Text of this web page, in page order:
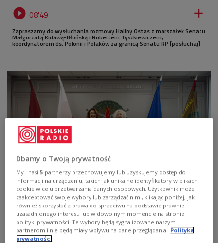
 08'49 
Zapraszamy do wysłuchania rozmowy Haliny Ostas z marszałek Senatu
Małgorzatą Kidawą-Błońską i Robertem Tyszkiewiczem,
koordynatorem ds. Polonii i Polaków za granicą Senatu RP [posłuchaj]
Senatu Małgorzaty Kidawa-Błońska z przewodniczącą łotewskiego
parlamentu Daigą Mieriną w Bazie NATO w Adażi
Foto: Łukasz
Kamiński/Kancelaria Senatu
Dbamy o Twoją prywatność
My i nasi5 partnerzy przechowujemy lub uzyskujemy dostęp do
informacji na urządzeniu, takich jak unikalne identyfikatory w plikach
cookie w celu przetwarzania danych osobowych. Użytkownik może
zaakceptować swoje wybory lub zarządzać nimi, klikając poniżej, jak
również skorzystać z prawa do sprzeciwu na podstawie prawnie
uzasadnionego interesu lub w dowolnym momencie na stronie
polityki prywatności. Te wybory będą sygnalizowane naszym
partnerom i nie będą miały wpływu na dane przeglądania. Polityka
prywatności